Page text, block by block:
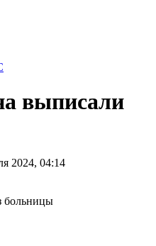
выписали
2024, 04:14